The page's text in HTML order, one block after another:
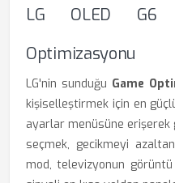
LG OLED G6
Optimizasyonu
LG'nin sunduğu Game
kişiselleştirmek için en
ayarlar menüsüne
seçmek, gecikmeyi
mod, televizyonun